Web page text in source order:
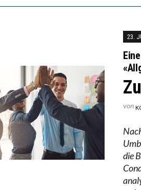
23.
von
die